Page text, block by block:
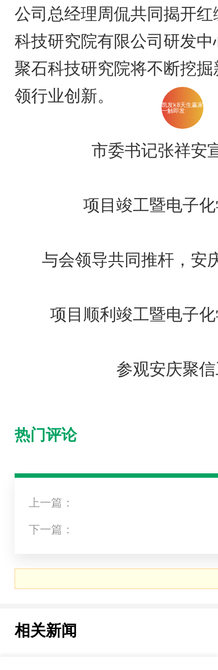
公司总经理周侃共同揭开
科技研究院有限公司研发
聚石科技研究院将不断挖
领行业创新。
市委书记张祥安
项目竣工暨电子化
与会领导共同推杆，安
项目顺利竣工暨电子化
参观安庆聚
热门评论
上一篇：
下一篇：
相关新闻
凯发k8天生赢家
一触即发